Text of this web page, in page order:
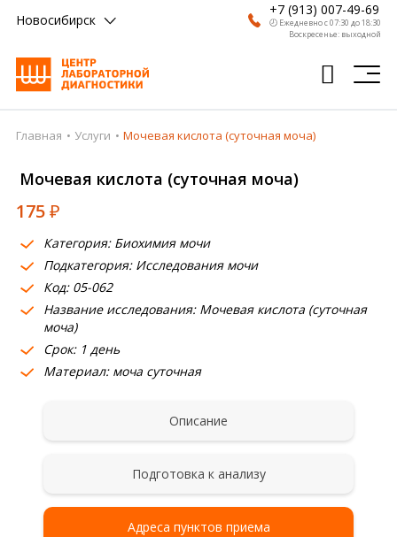
Новосибирск
+7 (913) 007-49-69
🕗 Ежедневно с 07:30 до 18:30
Воскресенье: выходной
Главная
Анализы
Врачи
Получить результат
Пациентам
О компании
Где сдать
Главная Услуги Мочевая кислота (суточная моча)
Мочевая кислота (суточная моча)
175₽
Категория: Биохимия мочи
Подкатегория: Исследования мочи
Код: 05-062
Название исследования: Мочевая кислота (суточная
моча)
Срок: 1 день
Материал: моча суточная
Описание
Подготовка к анализу
Адреса пунктов приема